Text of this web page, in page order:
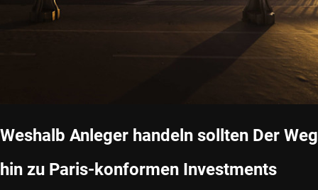
Weshalb Anleger handeln sollten Der Weg
hin zu Paris-konformen Investments